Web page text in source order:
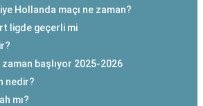
Hollanda maçı ne zaman?
ligde geçerli mi
başlıyor 2025-2026
nedir?
mı?